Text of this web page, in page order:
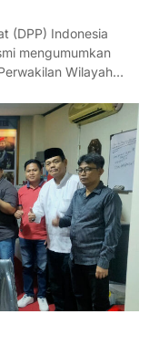
(DPP) Indonesia
mengumumkan
Wilayah…